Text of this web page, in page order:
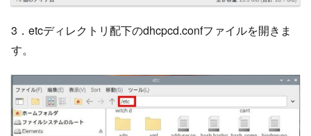
3．etcディレクトリ配下のdhcpcd.confファイルを開きま
す。